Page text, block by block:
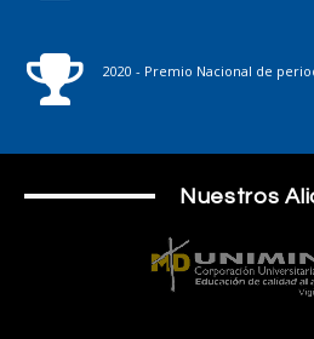
2020 - Premio Nacional de
Nuestros